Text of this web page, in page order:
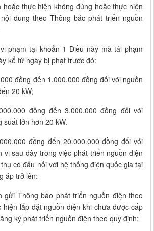
hoặc thực hiện không đúng hoặc thực hiện
dung theo Thông báo phát triển nguồn
phạm tại khoản 1 Điều này mà tái phạm
kể từ ngày bị phạt trước đó:
đồng đến 1.000.000 đồng đối với nguồn
20 kW;
đồng đến 3.000.000 đồng đối với
suất lớn hơn 20 kW.
đồng đến 20.000.000 đồng đối với
vi sau đây trong việc phát triển nguồn điện
có đấu nối với hệ thống điện quốc gia tại
áp trở lên:
gửi Thông báo phát triển nguồn điện theo
hiện lắp đặt nguồn điện khi chưa được cấp
ký phát triển nguồn điện theo quy định;